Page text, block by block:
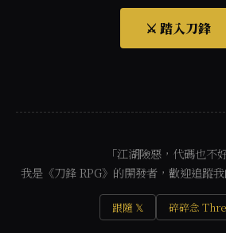
⚔️ 踏入刀鋒
「江湖險惡，代碼也不
我是《刀鋒 RPG》的開發者，歡迎追蹤我
跟隨 𝕏 碎碎念